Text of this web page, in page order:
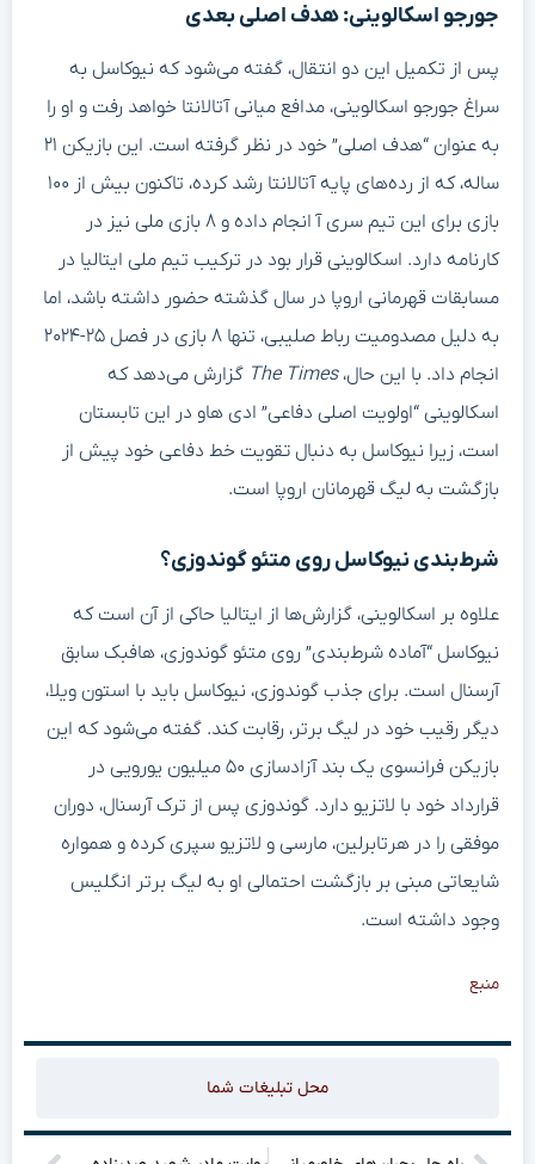
جورجو اسکالوینی: هدف اصلی بعدی
پس از تکمیل این دو انتقال، گفته می‌شود که نیوکاسل به
سراغ جورجو اسکالوینی، مدافع میانی آتالانتا خواهد رفت و او را
به عنوان “هدف اصلی” خود در نظر گرفته است. این بازیکن ۲۱
ساله، که از رده‌های پایه آتالانتا رشد کرده، تاکنون بیش از ۱۰۰
بازی برای این تیم سری آ انجام داده و ۸ بازی ملی نیز در
کارنامه دارد. اسکالوینی قرار بود در ترکیب تیم ملی ایتالیا در
مسابقات قهرمانی اروپا در سال گذشته حضور داشته باشد، اما
به دلیل مصدومیت رباط صلیبی، تنها ۸ بازی در فصل ۲۵-۲۰۲۴
انجام داد. با این حال،The Times گزارش می‌دهد که
اسکالوینی “اولویت اصلی دفاعی” ادی هاو در این تابستان
است، زیرا نیوکاسل به دنبال تقویت خط دفاعی خود پیش از
بازگشت به لیگ قهرمانان اروپا است.
شرط‌بندی نیوکاسل روی متئو گوندوزی؟
علاوه بر اسکالوینی، گزارش‌ها از ایتالیا حاکی از آن است که
نیوکاسل “آماده شرط‌بندی” روی متئو گوندوزی، هافبک سابق
آرسنال است. برای جذب گوندوزی، نیوکاسل باید با استون ویلا،
دیگر رقیب خود در لیگ برتر، رقابت کند. گفته می‌شود که این
بازیکن فرانسوی یک بند آزادسازی ۵۰ میلیون یورویی در
قرارداد خود با لاتزیو دارد. گوندوزی پس از ترک آرسنال، دوران
موفقی را در هرتابرلین، مارسی و لاتزیو سپری کرده و همواره
شایعاتی مبنی بر بازگشت احتمالی او به لیگ برتر انگلیس
وجود داشته است.
منبع
محل تبلیغات شما